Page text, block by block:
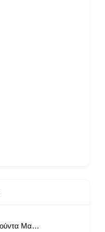
Σούπερ Μάρκετ Δούντα Μαριάνθη